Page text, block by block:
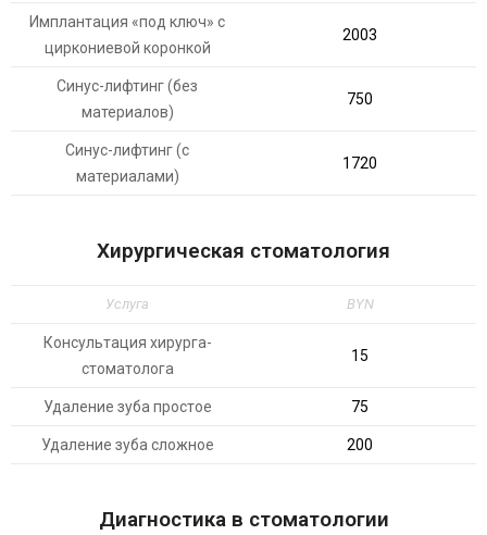
Имплантация «под ключ» с
циркониевой коронкой
2003
Синус-лифтинг (без
материалов)
750
Синус-лифтинг (с
материалами)
1720
Хирургическая стоматология
Услуга BYN
Консультация хирурга-
стоматолога
15
Удаление зуба простое 75
Удаление зуба сложное 200
Диагностика в стоматологии